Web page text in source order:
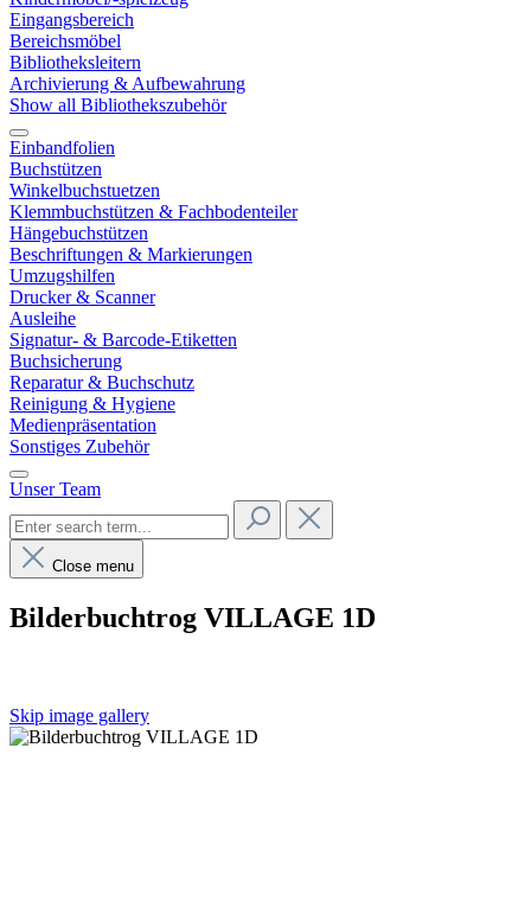
Eingangsbereich
Bereichsmöbel
Bibliotheksleitern
Archivierung & Aufbewahrung
Show all Bibliothekszubehör
Einbandfolien
Buchstützen
Winkelbuchstuetzen
Klemmbuchstützen & Fachbodenteiler
Hängebuchstützen
Beschriftungen & Markierungen
Umzugshilfen
Drucker & Scanner
Ausleihe
Signatur- & Barcode-Etiketten
Buchsicherung
Reparatur & Buchschutz
Reinigung & Hygiene
Medienpräsentation
Sonstiges Zubehör
Unser Team
Close menu
Bilderbuchtrog VILLAGE 1D
Skip image gallery